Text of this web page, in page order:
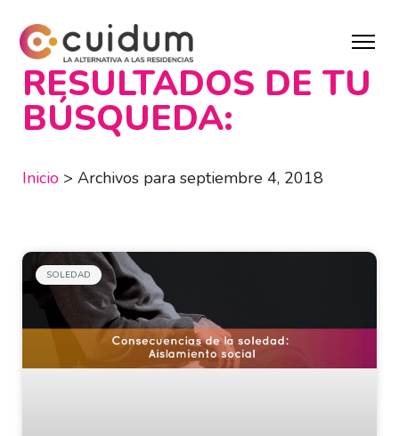
RESULTADOS DE TU
BÚSQUEDA:
Inicio > Archivos para septiembre 4, 2018
SOLEDAD